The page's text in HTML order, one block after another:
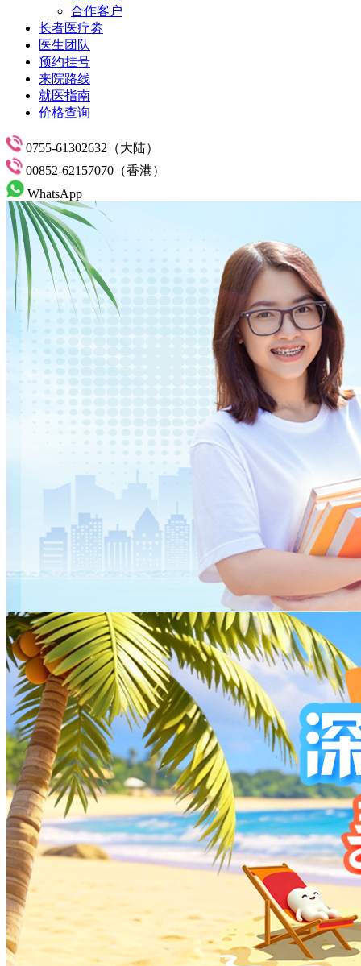
合作客户
长者医疗劵
医生团队
预约挂号
来院路线
就医指南
价格查询
0755-61302632（大陆）
00852-62157070（香港）
WhatsApp